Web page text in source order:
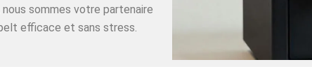
sommes votre partenaire
efficace et sans stress.